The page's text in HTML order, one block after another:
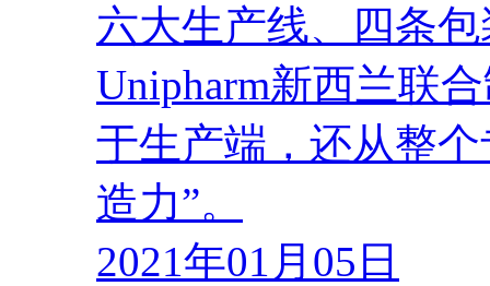
六大生产线、四条
Unipharm新西兰联
于生产端，还从整
造力”。
2021年01月05日